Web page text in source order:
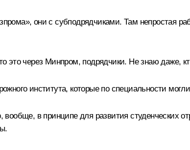
они с субподрядчиками. Там непростая
это через Минпром, подрядчики. Не знаю даже,
института, которые по специальности
вообще, в принципе для развития студенческих